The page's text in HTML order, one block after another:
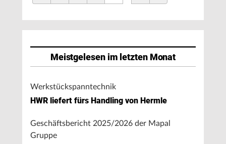
Meistgelesen im letzten Monat
Werkstückspanntechnik
HWR liefert fürs Handling von Hermle
Geschäftsbericht 2025/2026 der Mapal
Gruppe